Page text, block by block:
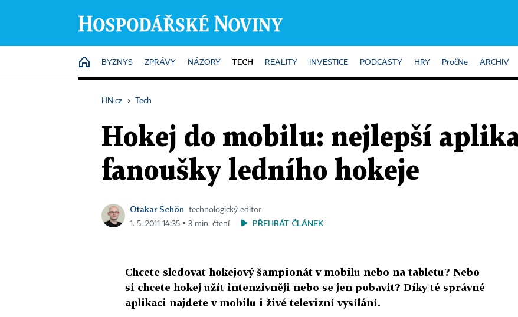
HOME
BYZNYS ZPRÁVY NÁZORY TECH REALITY INVESTICE PODCASTY HRY PročNe ARCHIV
HN.cz › Tech
Hokej do mobilu: nejlepší
fanoušky ledního hokeje
Otakar Schön
technologický editor
1. 5. 2011 14:35 ▪ 3 min. čtení
PŘEHRÁT ČLÁNEK
Chcete sledovat hokejový šampionát v mobilu nebo na tabletu? Nebo
si chcete hokej užít intenzivněji nebo se jen pobavit? Díky té správné
aplikaci najdete v mobilu i živé televizní vysílání.